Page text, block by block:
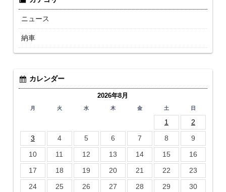
ニュース
納車
カレンダー
2026年8月
月 火 水 木 金 土 日
1
2
3
4 5 6 7 8
9
10
11 12 13 14 15
16
17
18 19 20 21 22
23
24
25 26 27 28 29
30